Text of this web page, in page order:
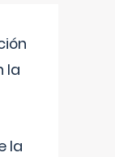
la
la